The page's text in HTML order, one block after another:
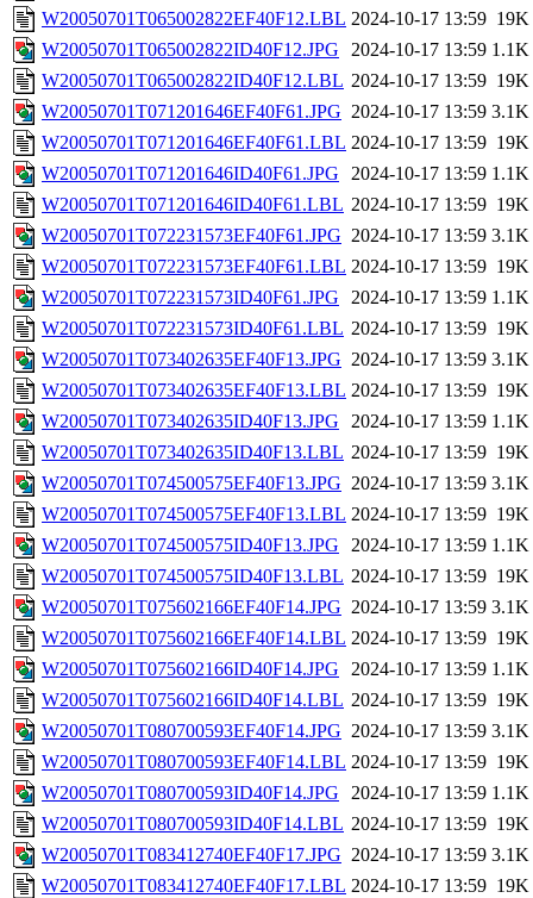
W20050701T065002822EF40F12.LBL 2024-10-17 13:59 19K
W20050701T065002822ID40F12.JPG
2024-10-17 13:59 1.1K
W20050701T065002822ID40F12.LBL 2024-10-17 13:59 19K
W20050701T071201646EF40F61.JPG 2024-10-17 13:59 3.1K
W20050701T071201646EF40F61.LBL 2024-10-17 13:59 19K
W20050701T071201646ID40F61.JPG
2024-10-17 13:59 1.1K
W20050701T071201646ID40F61.LBL 2024-10-17 13:59 19K
W20050701T072231573EF40F61.JPG 2024-10-17 13:59 3.1K
W20050701T072231573EF40F61.LBL 2024-10-17 13:59 19K
W20050701T072231573ID40F61.JPG
2024-10-17 13:59 1.1K
W20050701T072231573ID40F61.LBL 2024-10-17 13:59 19K
W20050701T073402635EF40F13.JPG 2024-10-17 13:59 3.1K
W20050701T073402635EF40F13.LBL 2024-10-17 13:59 19K
W20050701T073402635ID40F13.JPG
2024-10-17 13:59 1.1K
W20050701T073402635ID40F13.LBL 2024-10-17 13:59 19K
W20050701T074500575EF40F13.JPG 2024-10-17 13:59 3.1K
W20050701T074500575EF40F13.LBL 2024-10-17 13:59 19K
W20050701T074500575ID40F13.JPG
2024-10-17 13:59 1.1K
W20050701T074500575ID40F13.LBL 2024-10-17 13:59 19K
W20050701T075602166EF40F14.JPG 2024-10-17 13:59 3.1K
W20050701T075602166EF40F14.LBL 2024-10-17 13:59 19K
W20050701T075602166ID40F14.JPG
2024-10-17 13:59 1.1K
W20050701T075602166ID40F14.LBL 2024-10-17 13:59 19K
W20050701T080700593EF40F14.JPG 2024-10-17 13:59 3.1K
W20050701T080700593EF40F14.LBL 2024-10-17 13:59 19K
W20050701T080700593ID40F14.JPG
2024-10-17 13:59 1.1K
W20050701T080700593ID40F14.LBL 2024-10-17 13:59 19K
W20050701T083412740EF40F17.JPG 2024-10-17 13:59 3.1K
W20050701T083412740EF40F17.LBL 2024-10-17 13:59 19K